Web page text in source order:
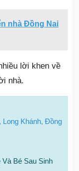
nhà Đồng Nai
lời khen về
nhà.
Long Khánh, Đồng
Bé Sau Sinh